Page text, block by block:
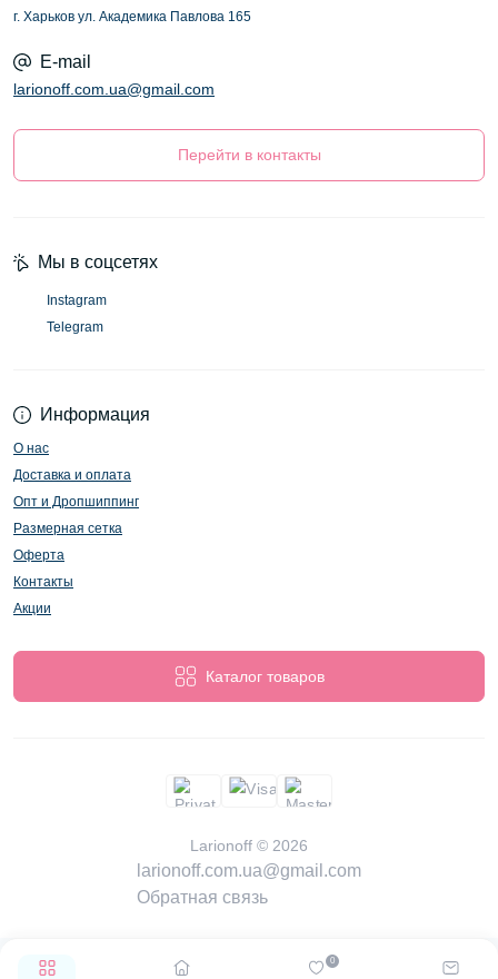
0
г. Харьков ул. Академика Павлова 165
E-mail
larionoff.com.ua@gmail.com
Перейти в контакты
Информация
О нас
Доставка и оплата
Опт и Дропшиппинг
Размерная сетка
Оферта
Контакты
Акции
Каталог товаров
Мы в соцсетях
Instagram
Telegram
Larionoff © 2026
larionoff.com.ua@gmail.com
Обратная связь